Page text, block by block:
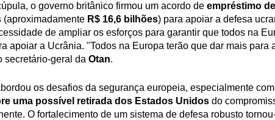
o governo britânico firmou um acordo de empréstimo
(aproximadamente R$ 16,6 bilhões) para apoiar a defesa
de ampliar os esforços para garantir que todos na
apoiar a Ucrânia. "Todos na Europa terão que dar mais para
secretário-geral da Otan.
os desafios da segurança europeia, especialmente
uma possível retirada dos Estados Unidos do
O fortalecimento de um sistema de defesa robusto